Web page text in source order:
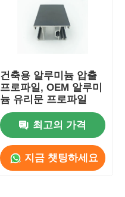
건축용 알루미늄 압출
프로파일, OEM 알루미
늄 유리문 프로파일
최고의 가격
지금 챗팅하세요